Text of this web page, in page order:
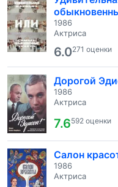
1986
Актриса
6.0271 оценки
Дорогой
1986
Актриса
7.6592 оценки
Салон
1986
Актриса